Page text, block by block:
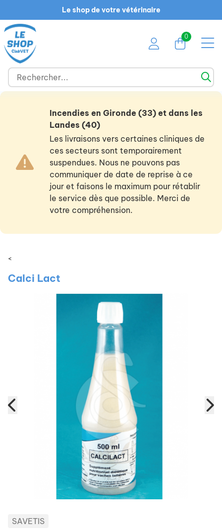
Le shop de votre vétérinaire
0
Incendies en Gironde (33) et dans les
Landes (40)
Les livraisons vers certaines cliniques de
ces secteurs sont temporairement
suspendues. Nous ne pouvons pas
communiquer de date de reprise à ce
jour et faisons le maximum pour rétablir
le service dès que possible. Merci de
votre compréhension.
<
Calci Lact
SAVETIS